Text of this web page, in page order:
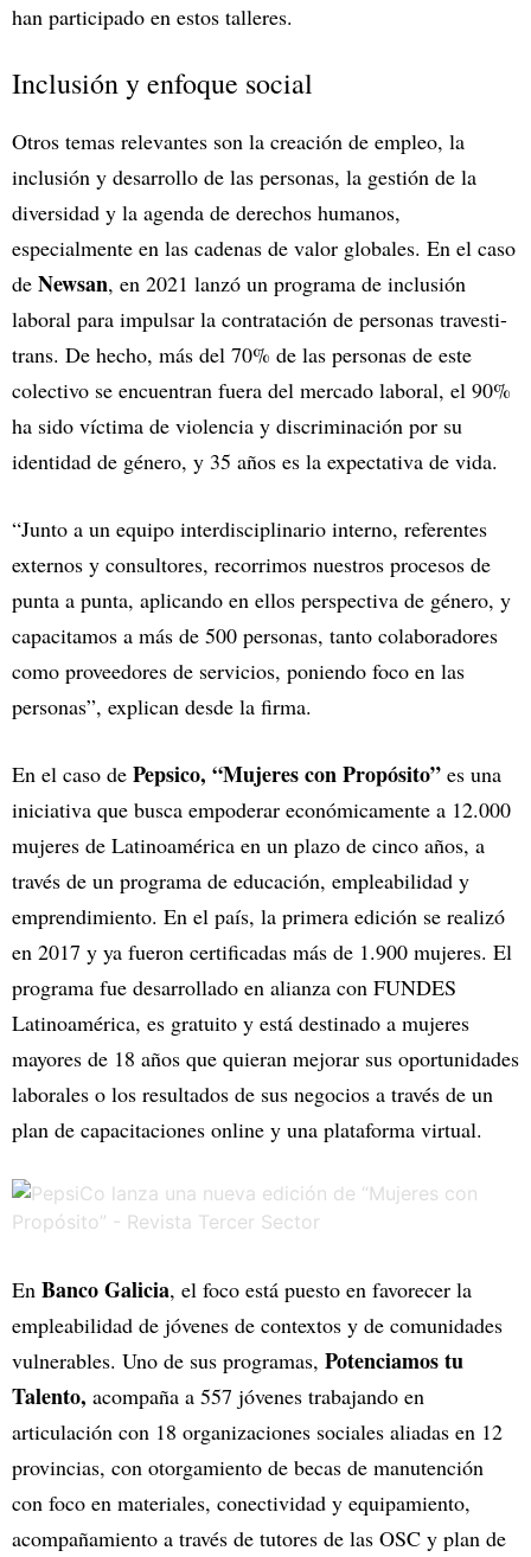
han participado en estos talleres.
Inclusión y enfoque social
Otros temas relevantes son la creación de empleo, la
inclusión y desarrollo de las personas, la gestión de la
diversidad y la agenda de derechos humanos,
especialmente en las cadenas de valor globales. En el caso
de Newsan, en 2021 lanzó un programa de inclusión
laboral para impulsar la contratación de personas travesti-
trans. De hecho, más del 70% de las personas de este
colectivo se encuentran fuera del mercado laboral, el 90%
ha sido víctima de violencia y discriminación por su
identidad de género, y 35 años es la expectativa de vida.
“Junto a un equipo interdisciplinario interno, referentes
externos y consultores, recorrimos nuestros procesos de
punta a punta, aplicando en ellos perspectiva de género, y
capacitamos a más de 500 personas, tanto colaboradores
como proveedores de servicios, poniendo foco en las
personas”, explican desde la firma.
En el caso de Pepsico, “Mujeres con Propósito” es una
iniciativa que busca empoderar económicamente a 12.000
mujeres de Latinoamérica en un plazo de cinco años, a
través de un programa de educación, empleabilidad y
emprendimiento. En el país, la primera edición se realizó
en 2017 y ya fueron certificadas más de 1.900 mujeres. El
programa fue desarrollado en alianza con FUNDES
Latinoamérica, es gratuito y está destinado a mujeres
mayores de 18 años que quieran mejorar sus oportunidades
laborales o los resultados de sus negocios a través de un
plan de capacitaciones online y una plataforma virtual.
En Banco Galicia, el foco está puesto en favorecer la
empleabilidad de jóvenes de contextos y de comunidades
vulnerables. Uno de sus programas, Potenciamos tu
Talento, acompaña a 557 jóvenes trabajando en
articulación con 18 organizaciones sociales aliadas en 12
provincias, con otorgamiento de becas de manutención
con foco en materiales, conectividad y equipamiento,
acompañamiento a través de tutores de las OSC y plan de